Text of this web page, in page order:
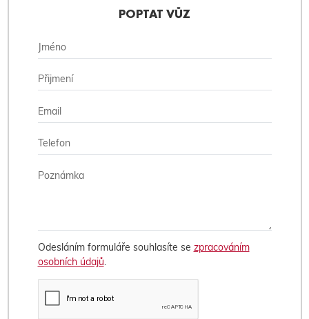
POPTAT VŮZ
Odesláním formuláře souhlasíte se zpracováním
osobních údajů.